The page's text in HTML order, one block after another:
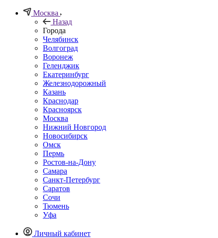
Москва
Назад
Города
Челябинск
Волгоград
Воронеж
Геленджик
Екатеринбург
Железнодорожный
Казань
Краснодар
Красноярск
Москва
Нижний Новгород
Новосибирск
Омск
Пермь
Ростов-на-Дону
Самара
Санкт-Петербург
Саратов
Сочи
Тюмень
Уфа
Личный кабинет